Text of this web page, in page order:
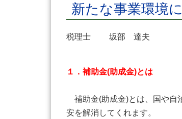
新たな事業環境
税理士 坂部 達夫
１．補助金(助成金)とは
補助金(助成金)とは、国や自
安を解消してくれます。